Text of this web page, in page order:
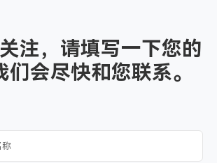
注，请填写一下您的
们会尽快和您联系。